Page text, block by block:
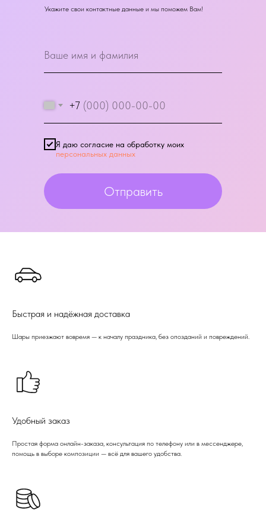
+7
Я даю согласие на обработку моих
персональных данных
Отправить
Укажите свои контактные данные и мы поможем Вам!
Быстрая и надёжная доставка
Шары приезжают вовремя — к началу праздника, без опозданий и повреждений.
Удобный заказ
Простая форма онлайн-заказа, консультация по телефону или в мессенджере,
помощь в выборе композиции — всё для вашего удобства.